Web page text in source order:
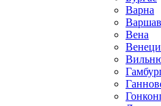
Варна
Вена